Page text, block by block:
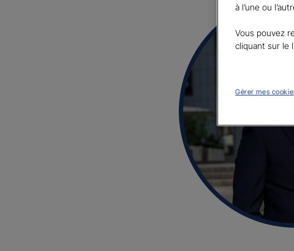
à l’une ou
Vous pouvez
cliquant sur le
Gérer mes